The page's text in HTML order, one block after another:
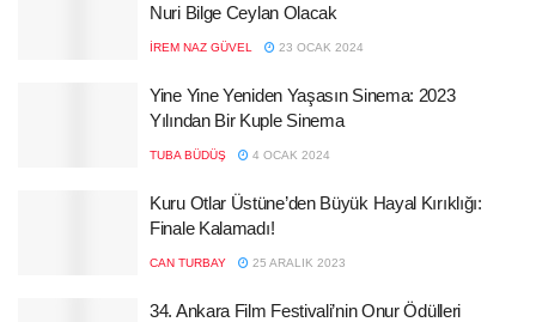
Nuri Bilge Ceylan Olacak
İREM NAZ GÜVEL 23 OCAK 2024
Yine Yine Yeniden Yaşasın Sinema: 2023
Yılından Bir Kuple Sinema
TUBA BÜDÜŞ 4 OCAK 2024
Kuru Otlar Üstüne’den Büyük Hayal Kırıklığı:
Finale Kalamadı!
CAN TURBAY 25 ARALIK 2023
34. Ankara Film Festivali’nin Onur Ödülleri